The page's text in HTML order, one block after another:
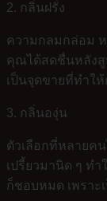
2. กลิ่นฝรั่ง
ความกลมกล่อม
คุณได้สดชื่นหลังสู
เป็นจุดขายที่ทำใ
3. กลิ่นองุ่น
ตัวเลือกที่หลายค
เปรี้ยวมานิด ๆ ท
ก็ชอบหมด เพรา